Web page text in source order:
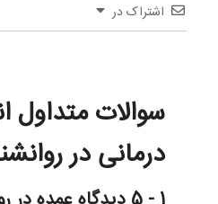
اشتراک در
سوالات متداول
درمانی در